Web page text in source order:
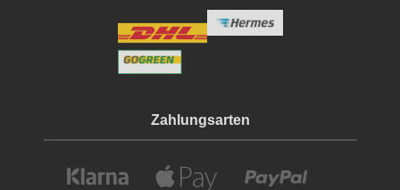
Zahlungsarten